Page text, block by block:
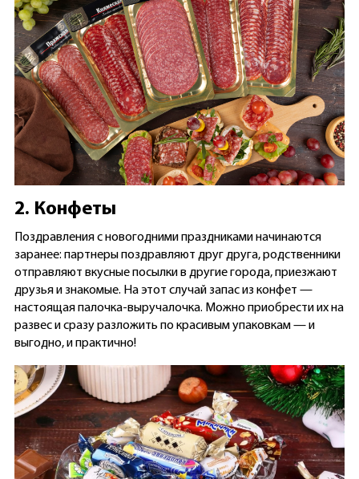
2. Конфеты
Поздравления с новогодними праздниками начинаются
заранее: партнеры поздравляют друг друга, родственники
отправляют вкусные посылки в другие города, приезжают
друзья и знакомые. На этот случай запас из конфет —
настоящая палочка-выручалочка. Можно приобрести их на
развес и сразу разложить по красивым упаковкам — и
выгодно, и практично!